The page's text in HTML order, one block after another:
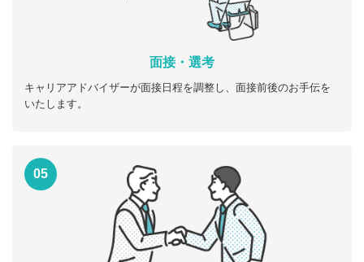
面接・選考
キャリアアドバイザーが面接日程を調整し、面接前後のお手伝を
いたします。
05